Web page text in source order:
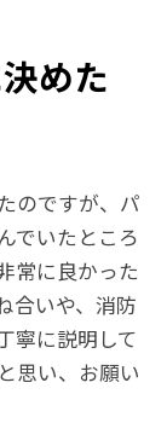
めた
のですが、パ
でいたところ
常に良かった
合いや、消防
寧に説明して
思い、お願い